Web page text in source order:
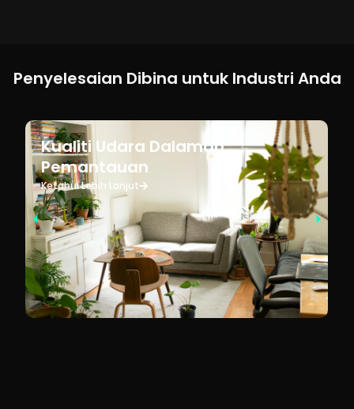
Penyelesaian Dibina untuk Industri Anda
Kualiti Udara Dalaman
Pemantauan
Ketahui Lebih Lanjut